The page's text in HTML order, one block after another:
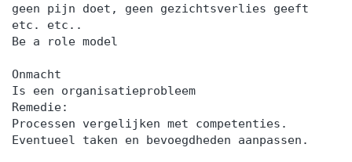
geen pijn doet, geen gezichtsverlies geeft
etc. etc..
Be a role model
Onmacht
Is een organisatieprobleem
Remedie:
Processen vergelijken met competenties.
Eventueel taken en bevoegdheden aanpassen.